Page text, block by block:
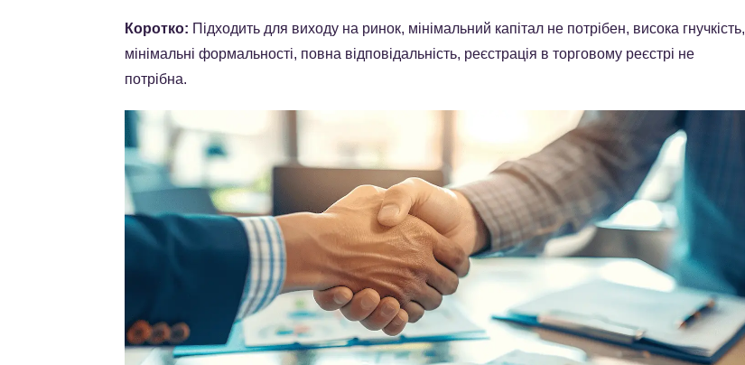
Коротко: Підходить для виходу на ринок, мінімальний капітал не потрібен, висока гнучкість,
мінімальні формальності, повна відповідальність, реєстрація в торговому реєстрі не
потрібна.